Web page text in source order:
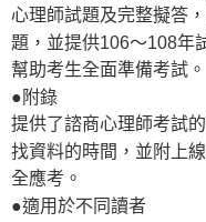
心理師試題及完整擬答
題，並提供106～108年
幫助考生全面準備考試。
●附錄
提供了諮商心理師考試
找資料的時間，並附上
全應考。
●適用於不同讀者